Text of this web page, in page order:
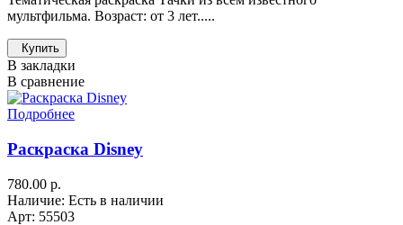
мультфильма. Возраст: от 3 лет.....
Купить
В закладки
В сравнение
Подробнее
Раскраска Disney
780.00 р.
Наличие: Есть в наличии
Арт: 55503